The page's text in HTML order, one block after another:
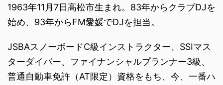
1963年11月7日高松市生まれ。83年からクラブDJを
始め、93年からFM愛媛でDJを担当。
JSBAスノーボードC級インストラクター、SSIマス
ターダイバー、ファイナンシャルプランナー3級、
普通自動車免許（AT限定）資格をもち、今、一番ハ